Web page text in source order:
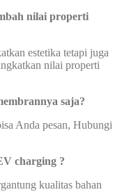
nilai properti
estetika tetapi juga
nilai properti
saja?
Anda pesan, Hubungi
charging ?
kualitas bahan